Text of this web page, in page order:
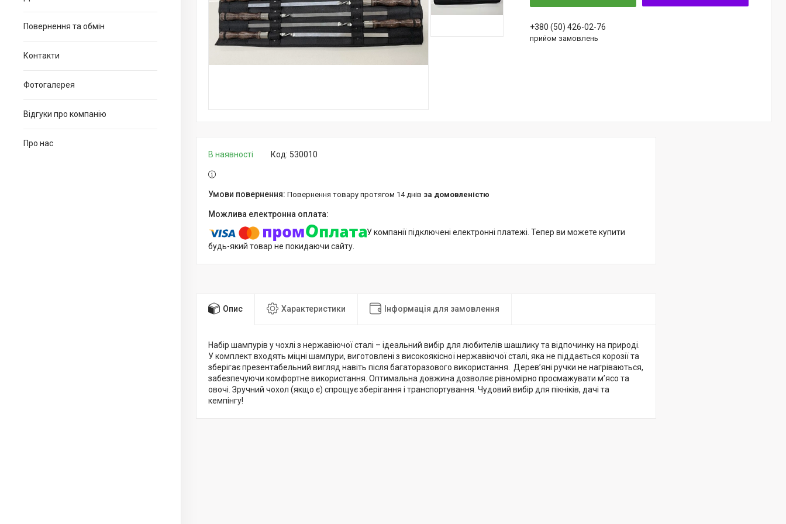
Повернення та обмін
Контакти
Фотогалерея
Відгуки про компанію
Про нас
+380 (50) 426-02-76
прийом замовлень
В наявності Код: 530010
повернення товару протягом 14 днів за домовленістю
У компанії підключені електронні платежі. Тепер ви можете купити
будь-який товар не покидаючи сайту.
Опис Характеристики Інформація для замовлення
Набір шампурів у чохлі з нержавіючої сталі – ідеальний вибір для любителів шашлику та відпочинку на природі.
У комплект входять міцні шампури, виготовлені з високоякісної нержавіючої сталі, яка не піддається корозії та
зберігає презентабельний вигляд навіть після багаторазового використання. Дерев’яні ручки не нагріваються,
забезпечуючи комфортне використання. Оптимальна довжина дозволяє рівномірно просмажувати м’ясо та
овочі. Зручний чохол (якщо є) спрощує зберігання і транспортування. Чудовий вибір для пікніків, дачі та
кемпінгу!